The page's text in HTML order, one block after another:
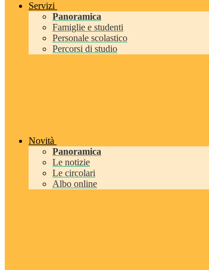
Servizi
Panoramica
Famiglie e studenti
Personale scolastico
Percorsi di studio
Novità
Panoramica
Le notizie
Le circolari
Albo online